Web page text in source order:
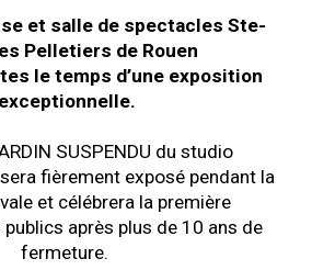
et salle de spectacles Ste-
Pelletiers de Rouen
le temps d’une exposition
exceptionnelle.
SUSPENDU du studio
fièrement exposé pendant la
et célébrera la première
publics après plus de 10 ans de
fermeture.